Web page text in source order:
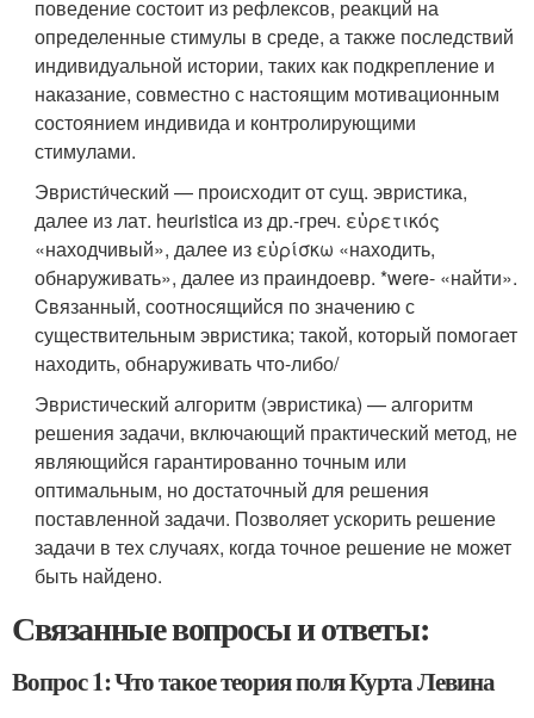
поведение состоит из рефлексов, реакций на
определенные стимулы в среде, а также последствий
индивидуальной истории, таких как подкрепление и
наказание, совместно с настоящим мотивационным
состоянием индивида и контролирующими
стимулами.
Эвристи́ческий — происходит от сущ. эвристика,
далее из лат. heuristica из др.-греч. εὑρετικός
«находчивый», далее из εὑρίσκω «находить,
обнаруживать», далее из праиндоевр. *were- «найти».
Cвязанный, соотносящийся по значению с
существительным эвристика; такой, который помогает
находить, обнаруживать что-либо/
Эвристический алгоритм (эвристика) — алгоритм
решения задачи, включающий практический метод, не
являющийся гарантированно точным или
оптимальным, но достаточный для решения
поставленной задачи. Позволяет ускорить решение
задачи в тех случаях, когда точное решение не может
быть найдено.
Связанные вопросы и ответы:
Вопрос 1: Что такое теория поля Курта Левина